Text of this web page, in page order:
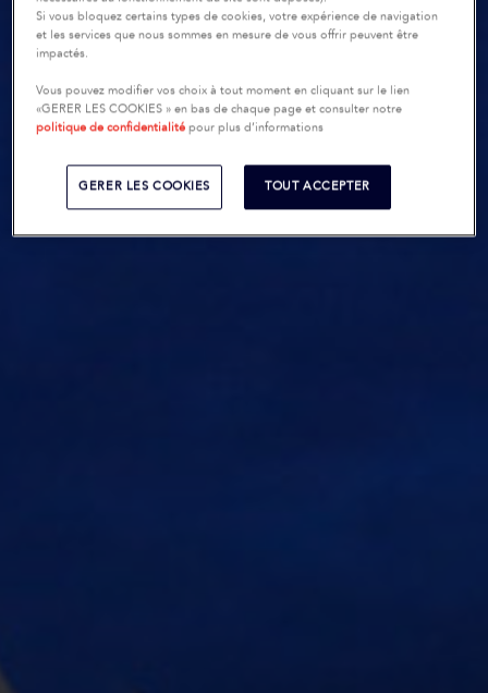
Si vous bloquez certains types de cookies, votre expérience de navigation
et les services que nous sommes en mesure de vous offrir peuvent être
impactés.
Vous pouvez modifier vos choix à tout moment en cliquant sur le lien
«GERER LES COOKIES » en bas de chaque page et consulter notre
politique de confidentialité pour plus d’informations
GERER LES COOKIES TOUT ACCEPTER